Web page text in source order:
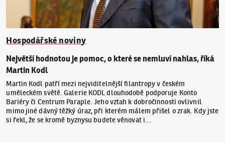
Hospodářské noviny
Největší hodnotou je pomoc, o které se nemluví nahlas, říká
Martin Kodl
Martin Kodl patří mezi nejviditelnější filantropy v českém
uměleckém světě. Galerie KODL dlouhodobě podporuje Konto
Bariéry či Centrum Paraple. Jeho vztah k dobročinnosti ovlivnil
mimo jiné dávný těžký úraz, při kterém málem přišel o zrak. Kdy jste
si řekl, že se kromě byznysu budete věnovat i...